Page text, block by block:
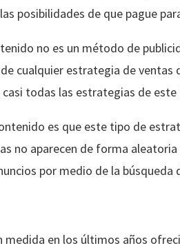
posibilidades de que pague
no es un método de
cualquier estrategia de
todas las estrategias de este
es que este tipo de
no aparecen de forma
por medio de la búsqueda
en los últimos años